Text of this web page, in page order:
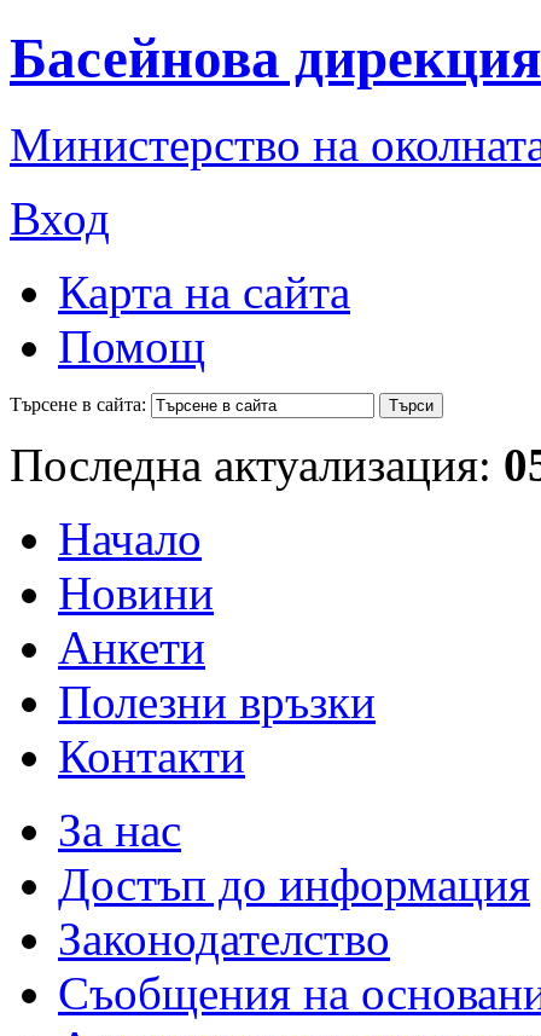
Басейнова
Министерство на
Вход
Карта на сайта
Помощ
Търсене в сайта:
Последна актуализация:
Начало
Новини
Анкети
Полезни връзки
Контакти
За нас
Достъп до информация
Законодателство
Съобщения на